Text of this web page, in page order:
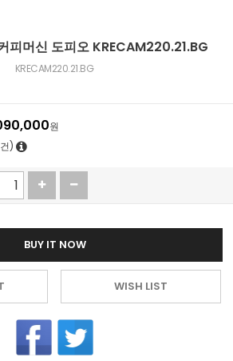
피머신 도피오 KRECAM220.21.BG
KRECAM220.21.BG
원
)
BUY IT NOW
WISH LIST